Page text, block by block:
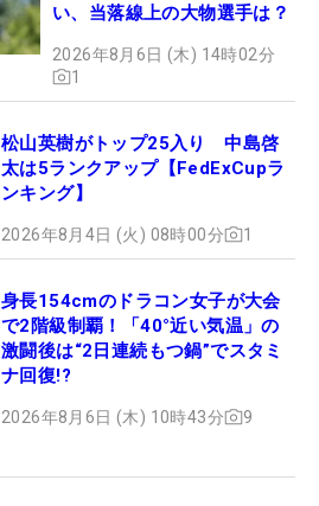
い、当落線上の大物選手は？
2026年8月6日 (木) 14時02分
1
松山英樹がトップ25入り 中島啓
太は5ランクアップ【FedExCupラ
ンキング】
2026年8月4日 (火) 08時00分 1
身長154cmのドラコン女子が大会
で2階級制覇！「40°近い気温」の
激闘後は“2日連続もつ鍋”でスタミ
ナ回復!?
2026年8月6日 (木) 10時43分 9